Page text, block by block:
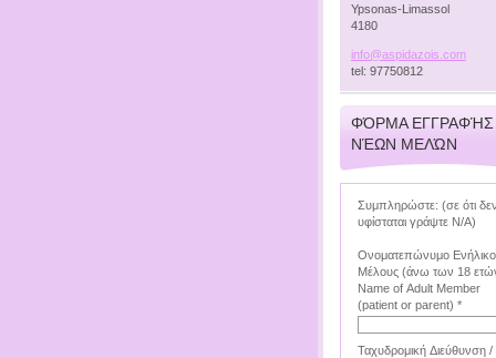
Ypsonas-Limassol
4180
info@aspidazois. com
tel: 97750812
ΦΌΡΜΑ ΕΓΓΡΑΦΉΣ
ΝΈΩΝ ΜΕΛΏΝ
Συμπληρώστε: (σε ότι δεν
υφίσταται γράψτε Ν/Α)
Ονοματεπώνυμο
Μέλους (άνω των 18
Name of Adult Member
(patient or parent) *
Ταχυδρομική Διεύθυνση /